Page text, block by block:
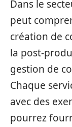
Dans le
peut
création de
la post-
gestion de
Chaque
avec des
pourrez